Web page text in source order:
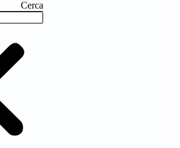
Cerca